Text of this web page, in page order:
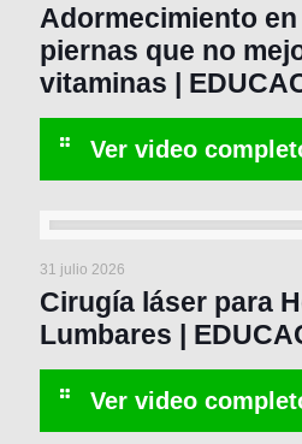
Adormecimiento
piernas que no
vitaminas |
31 julio 2026
Cirugía láser para
Lumbares |